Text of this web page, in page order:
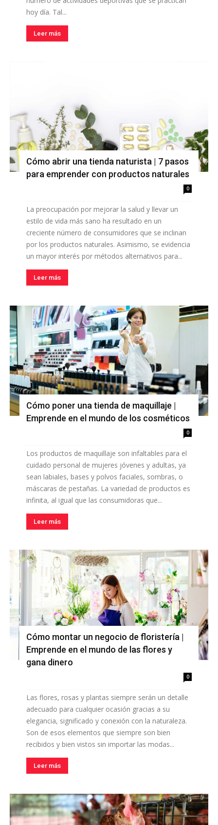
hoy día. Tal...
Leer más
Cómo abrir una tienda naturista | 7 pasos
para emprender con productos naturales
0
La preocupación por mejorar la salud y llevar un
estilo de vida más sano ha resultado en un
creciente número de consumidores que se inclinan
por los productos naturales. Asimismo, se evidencia
un mayor interés por métodos alternativos para...
Leer más
Cómo poner una tienda de maquillaje |
Emprende en el mundo de los cosméticos
0
Los productos de maquillaje son infaltables para el
cuidado personal de mujeres jóvenes y adultas, ya
sean labiales, bases y polvos faciales, sombras, o
máscaras de pestañas. La variedad de productos es
infinita, al igual que las consumidoras que...
Leer más
Cómo montar un negocio de floristería |
Emprende en el mundo de las flores y
gana dinero
0
Las flores, rosas y plantas siempre serán un detalle
adecuado para cualquier ocasión gracias a su
elegancia, significado y conexión con la naturaleza.
Son de esos elementos que siempre son bien
recibidos y bien vistos sin importar las modas...
Leer más